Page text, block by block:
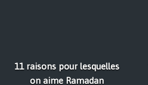
11 raisons pour lesquelles
on aime Ramadan